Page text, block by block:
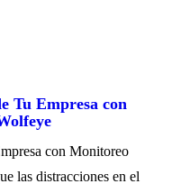
Tu Empresa con
con Monitoreo
las distracciones en el